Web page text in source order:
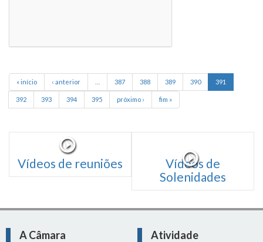
« início ‹ anterior 387 388 389 390 391
392 393 394 395 próximo › fim »
Vídeos de reuniões
Vídeos de
Solenidades
A Câmara
Atividade